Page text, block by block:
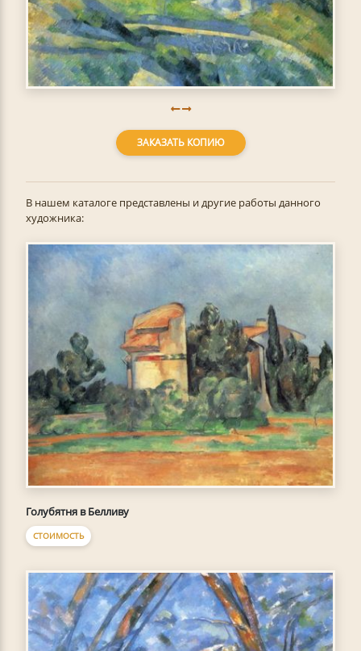
ЗАКАЗАТЬ КОПИЮ
В нашем каталоге представлены и другие работы данного
художника:
Голубятня в Белливу
СТОИМОСТЬ